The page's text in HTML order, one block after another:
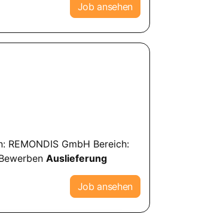
Job ansehen
GmbH Bereich:
Auslieferung
Job ansehen